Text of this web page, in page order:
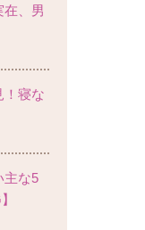
、男
！寝な
主な5